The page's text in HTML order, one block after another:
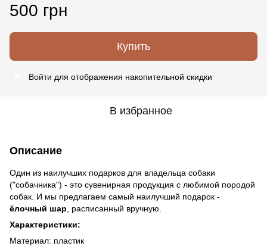
500 грн
Купить
Войти для отображения накопительной скидки
В избранное
Описание
Один из наилучших подарков для владельца собаки
("собачника") - это сувенирная продукция с любимой породой
собак. И мы предлагаем самый наилучший подарок -
ёлочный шар , расписанный вручную.
Характеристики:
Материал: пластик